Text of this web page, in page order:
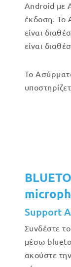
Android με
έκδοση. Το
είναι
είναι
Το
Support
Συνδέστε
μέσω
ακούστε